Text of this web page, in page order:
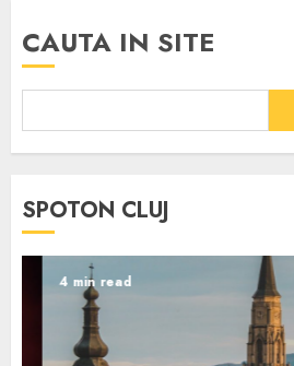
CAUTA IN SITE
SPOTON CLUJ
4 min read